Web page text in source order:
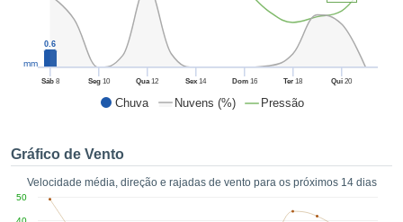
a
o
no
como
um perfil
CONFIGURAÇÕES
Chuva Nuvens (%) Pressão
Sáb8 Seg10 Qua12 Sex 14 Dom16 Ter 18 Qui 20
mm
0.6
Gráfico de Vento
Velocidade média, direção e rajadas de vento para os próximos 14 dias
50